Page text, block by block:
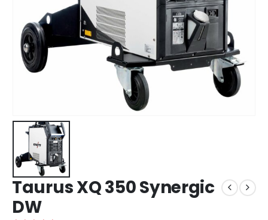
Taurus XQ 350 Synergic
DW